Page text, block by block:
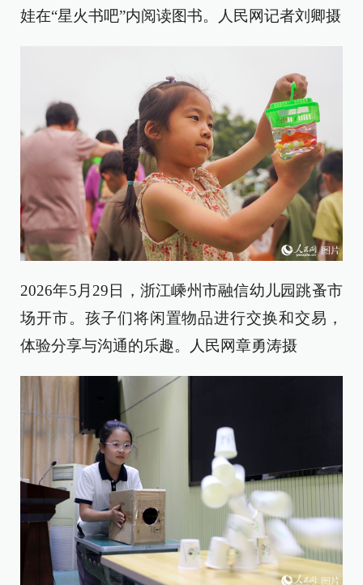
娃在“星火书吧”内阅读图书。人民网记者刘卿摄
2026年5月29日，浙江嵊州市融信幼儿园跳蚤市
场开市。孩子们将闲置物品进行交换和交易，
体验分享与沟通的乐趣。人民网章勇涛摄